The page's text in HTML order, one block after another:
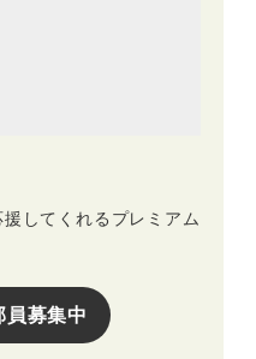
してくれるプレミアム
募集中